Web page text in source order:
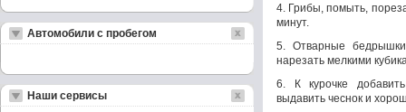
4. Грибы, помыть,
минут.
5. Отварные
нарезать мелкими
6. К курочке
выдавить чеснок и
Автомобили с пробегом
Наши сервисы